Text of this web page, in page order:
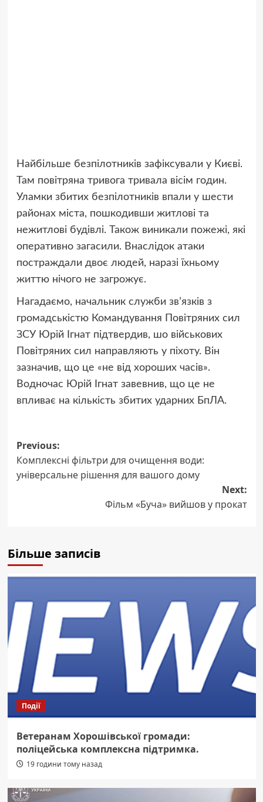
Найбільше безпілотників зафіксували у Києві.
Там повітряна тривога тривала вісім годин.
Уламки збитих безпілотників впали у шести
районах міста, пошкодивши житлові та
нежитлові будівлі. Також виникали пожежі, які
оперативно загасили. Внаслідок атаки
постраждали двоє людей, наразі їхньому
життю нічого не загрожує.
Нагадаємо, начальник служби звʼязків з
громадськістю Командування Повітряних сил
ЗСУ Юрій Ігнат підтвердив, шо військових
Повітряних сил направляють у піхоту. Він
зазначив, що це «не від хороших часів».
Водночас Юрій Ігнат завевнив, що це не
впливає на кількість збитих ударних БпЛА.
Post
navigation
Previous:
Комплексні фільтри для очищення води:
універсальне рішення для вашого дому
Next:
Фільм «Буча» вийшов у прокат
Більше записів
Події
Ветеранам Хорошівської громади:
поліцейська комплексна підтримка.
19 години тому назад